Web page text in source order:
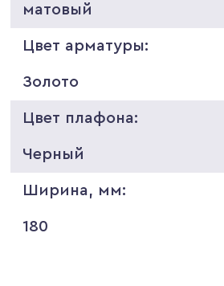
матовый
Цвет арматуры:
Золото
Цвет плафона:
Черный
Ширина, мм:
180